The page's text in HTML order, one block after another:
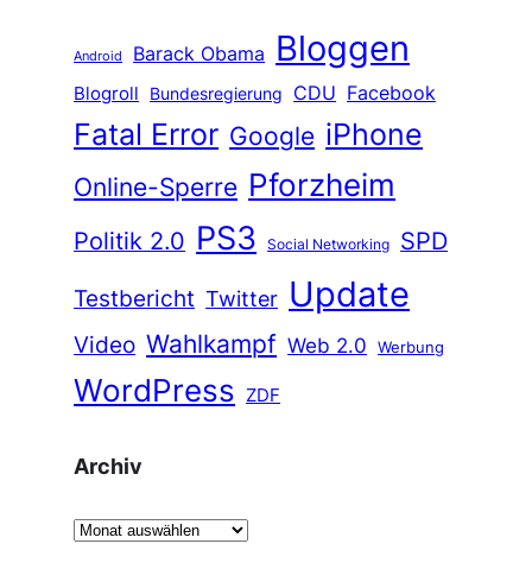
Android Barack Obama Bloggen
Blogroll Bundesregierung CDU Facebook
Fatal Error Google iPhone
Online-Sperre Pforzheim
Politik 2.0 PS3 Social Networking
SPD
Testbericht Twitter Update
Video Wahlkampf Web 2.0 Werbung
WordPress ZDF
Archiv
A